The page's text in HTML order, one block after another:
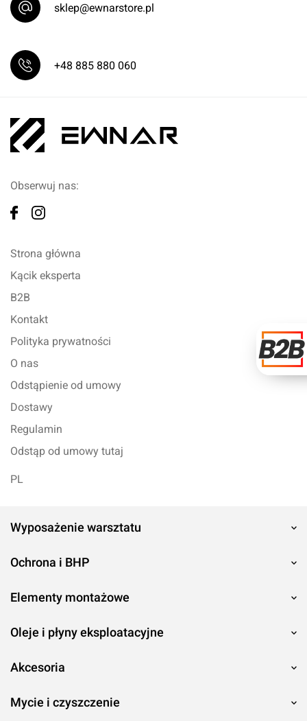
sklep@ewnarstore.pl
+48 885 880 060
Obserwuj nas:
Strona główna
Kącik eksperta
B2B
Kontakt
Polityka prywatności
O nas
Odstąpienie od umowy
Dostawy
Regulamin
Odstąp od umowy tutaj
PL
Wyposażenie warsztatu
Ochrona i BHP
Elementy montażowe
Oleje i płyny eksploatacyjne
Akcesoria
Mycie i czyszczenie